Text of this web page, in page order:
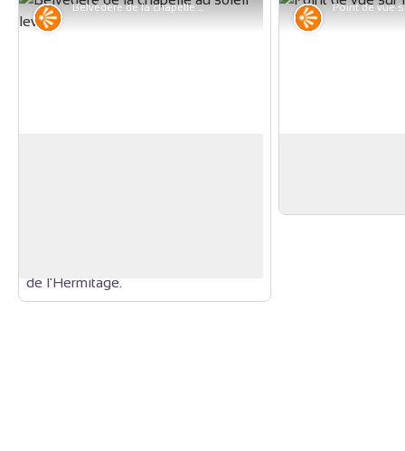
Belvédère de la chapelle au soleil levant - IDC
Voir l'image en plein écran
Point de vue
de l'Hermitage.
Point de vue